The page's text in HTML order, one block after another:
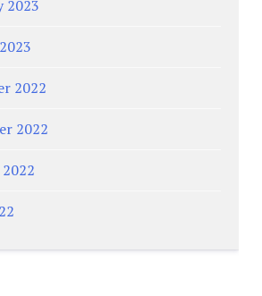
2023
2022
2022